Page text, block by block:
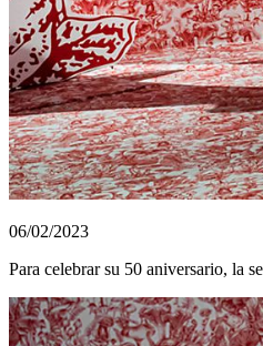
06/02/2023
Para celebrar su 50 aniversario, la